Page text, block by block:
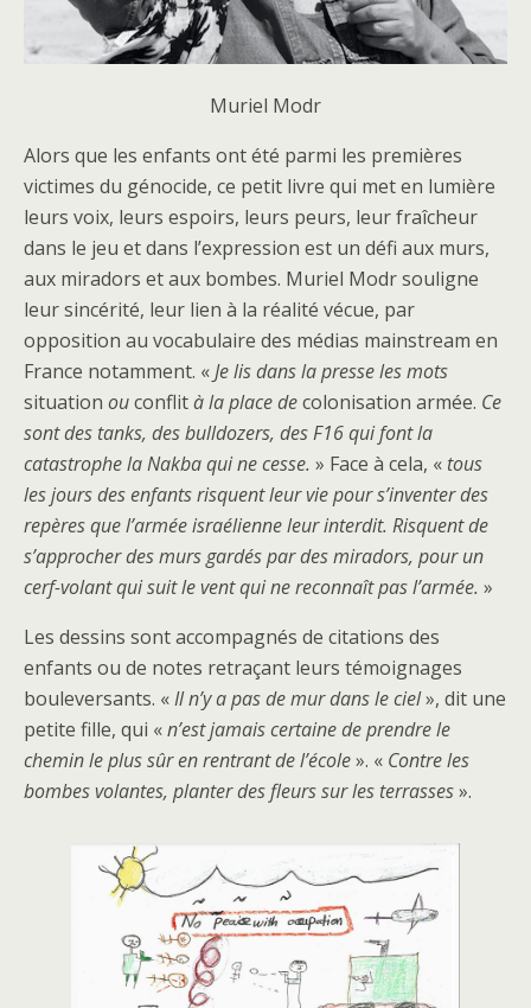
Muriel Modr
Alors que les enfants ont été parmi les premières
victimes du génocide, ce petit livre qui met en lumière
leurs voix, leurs espoirs, leurs peurs, leur fraîcheur
dans le jeu et dans l’expression est un défi aux murs,
aux miradors et aux bombes. Muriel Modr souligne
leur sincérité, leur lien à la réalité vécue, par
opposition au vocabulaire des médias mainstream en
France notamment. «Je lis dans la presse les mots
situation ouconflità la place decolonisation armée. Ce
sont des tanks, des bulldozers, des F16 qui font la
catastrophe la Nakba qui ne cesse. » Face à cela, « tous
les jours des enfants risquent leur vie pour s’inventer des
repères que l’armée israélienne leur interdit. Risquent de
s’approcher des murs gardés par des miradors, pour un
cerf-volant qui suit le vent qui ne reconnaît pas l’armée. »
Les dessins sont accompagnés de citations des
enfants ou de notes retraçant leurs témoignages
bouleversants. «Il n’y a pas de mur dans le ciel», dit une
petite fille, qui «n’est jamais certaine de prendre le
chemin le plus sûr en rentrant de l’école». « Contre les
bombes volantes, planter des fleurs sur les terrasses».